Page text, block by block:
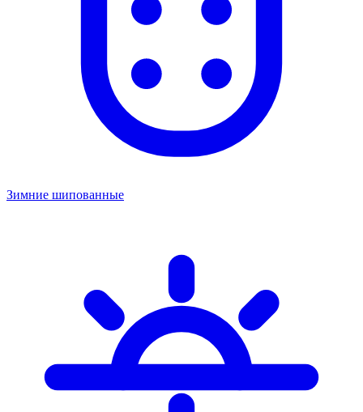
Зимние шипованные